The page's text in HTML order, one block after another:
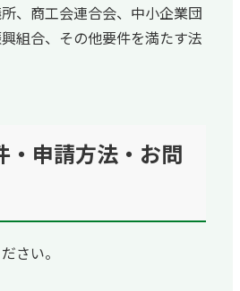
所、商工会連合会、中小企業団
組合、その他要件を満たす法
・申請方法・お問
さい。